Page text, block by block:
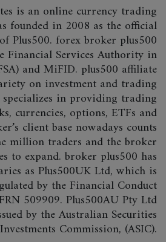
is an online currency trading
founded in 2008 as the official
Plus500. forex broker plus500
Financial Services Authority in
and MiFID. plus500 affiliate
on investment and trading
in providing trading
currencies, options, ETFs and
client base nowadays counts
million traders and the broker
to expand. broker plus500 has
as Plus500UK Ltd, which is
by the Financial Conduct
509909. Plus500AU Pty Ltd
by the Australian Securities
Commission, (ASIC).